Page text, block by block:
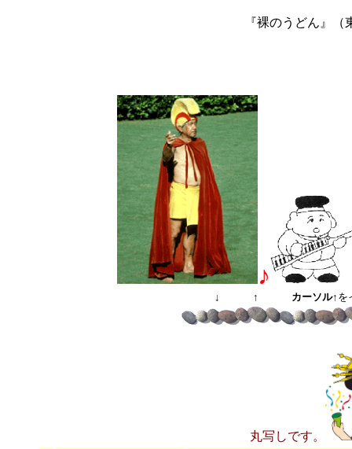
『裸のうどん』
♪
↓ ↑ カーソル↑ を
丸写しです。